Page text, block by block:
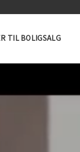
TIL BOLIGSALG